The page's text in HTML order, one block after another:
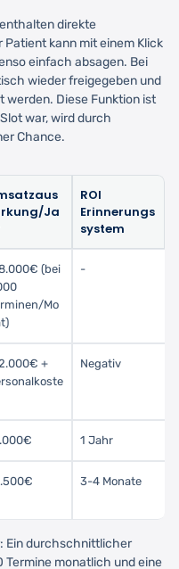
direkte
kann mit einem Klick
einfach absagen. Bei
wieder freigegeben und
werden. Diese Funktion ist
war, wird durch
Chance.
Ja
ROI
Erinnerungs
system
(bei
Mo
-
+
Negativ
1 Jahr
3-4 Monate
Ein durchschnittlicher
Termine monatlich und eine